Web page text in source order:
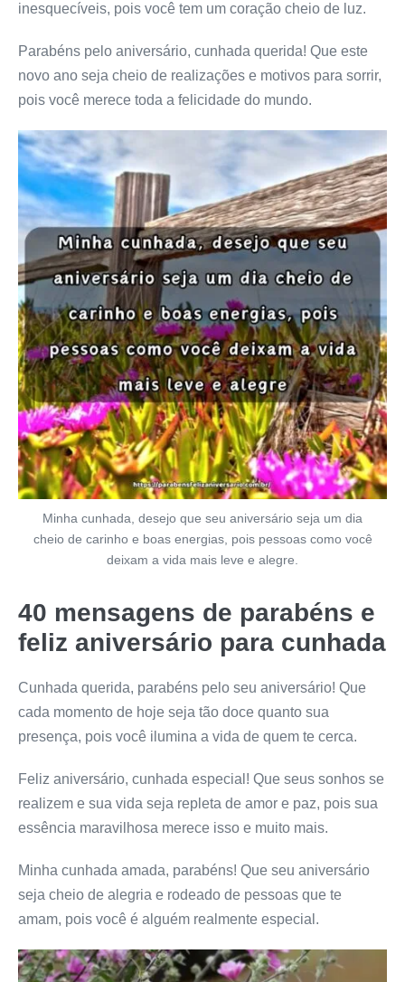
inesquecíveis, pois você tem um coração cheio de luz.
Parabéns pelo aniversário, cunhada querida! Que este
novo ano seja cheio de realizações e motivos para sorrir,
pois você merece toda a felicidade do mundo.
Minha cunhada, desejo que seu aniversário seja um dia
cheio de carinho e boas energias, pois pessoas como você
deixam a vida mais leve e alegre.
40 mensagens de parabéns e
feliz aniversário para cunhada
Cunhada querida, parabéns pelo seu aniversário! Que
cada momento de hoje seja tão doce quanto sua
presença, pois você ilumina a vida de quem te cerca.
Feliz aniversário, cunhada especial! Que seus sonhos se
realizem e sua vida seja repleta de amor e paz, pois sua
essência maravilhosa merece isso e muito mais.
Minha cunhada amada, parabéns! Que seu aniversário
seja cheio de alegria e rodeado de pessoas que te
amam, pois você é alguém realmente especial.